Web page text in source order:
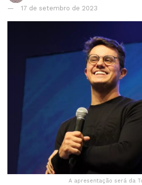
17 de setembro de 2023
A apresentação será da